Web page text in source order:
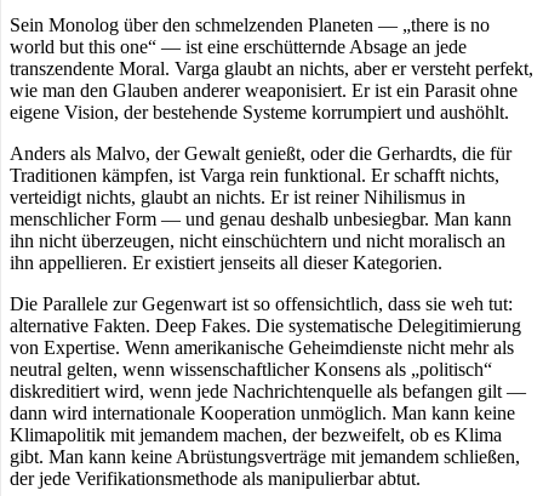
Sein Monolog über den schmelzenden Planeten — „there is no
world but this one“ — ist eine erschütternde Absage an jede
transzendente Moral. Varga glaubt an nichts, aber er versteht perfekt,
wie man den Glauben anderer weaponisiert. Er ist ein Parasit ohne
eigene Vision, der bestehende Systeme korrumpiert und aushöhlt.
Anders als Malvo, der Gewalt genießt, oder die Gerhardts, die für
Traditionen kämpfen, ist Varga rein funktional. Er schafft nichts,
verteidigt nichts, glaubt an nichts. Er ist reiner Nihilismus in
menschlicher Form — und genau deshalb unbesiegbar. Man kann
ihn nicht überzeugen, nicht einschüchtern und nicht moralisch an
ihn appellieren. Er existiert jenseits all dieser Kategorien.
Die Parallele zur Gegenwart ist so offensichtlich, dass sie weh tut:
alternative Fakten. Deep Fakes. Die systematische Delegitimierung
von Expertise. Wenn amerikanische Geheimdienste nicht mehr als
neutral gelten, wenn wissenschaftlicher Konsens als „politisch“
diskreditiert wird, wenn jede Nachrichtenquelle als befangen gilt —
dann wird internationale Kooperation unmöglich. Man kann keine
Klimapolitik mit jemandem machen, der bezweifelt, ob es Klima
gibt. Man kann keine Abrüstungsverträge mit jemandem schließen,
der jede Verifikationsmethode als manipulierbar abtut.